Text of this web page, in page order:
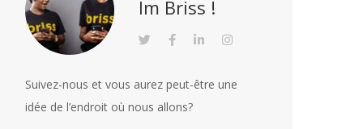
Im Briss !
Suivez-nous et vous aurez peut-être une
idée de l’endroit où nous allons?